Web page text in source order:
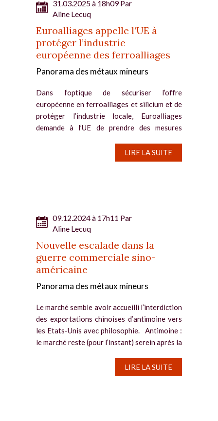
31.03.2025 à 18h09 Par
Aline Lecuq
Euroalliages appelle l’UE à
protéger l’industrie
européenne des ferroalliages
Panorama des métaux mineurs
Dans l’optique de sécuriser l’offre
européenne en ferroalliages et silicium et de
protéger l’industrie locale, Euroalliages
demande à l’UE de prendre des mesures
LIRE LA SUITE
09.12.2024 à 17h11 Par
Aline Lecuq
Nouvelle escalade dans la
guerre commerciale sino-
américaine
Panorama des métaux mineurs
Le marché semble avoir accueilli l’interdiction
des exportations chinoises d’antimoine vers
les Etats-Unis avec philosophie. Antimoine :
le marché reste (pour l’instant) serein après la
LIRE LA SUITE